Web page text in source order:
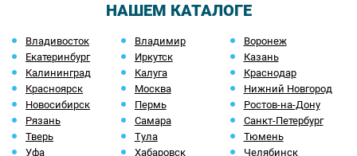
НАШЕМ КАТАЛОГЕ
Владивосток Владимир
Воронеж
Екатеринбург
Иркутск
Казань
Калининград
Калуга
Краснодар
Красноярск
Москва
Нижний Новгород
Новосибирск
Пермь
Ростов-на-Дону
Рязань
Самара
Санкт-Петербург
Тверь
Тула
Тюмень
Уфа
Хабаровск Челябинск